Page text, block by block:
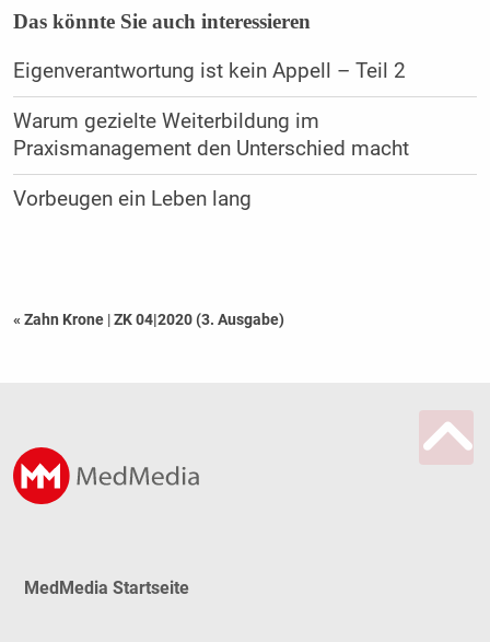
Das könnte Sie auch interessieren
Eigenverantwortung ist kein Appell – Teil 2
Warum gezielte Weiterbildung im
Praxismanagement den Unterschied macht
Vorbeugen ein Leben lang
« Zahn Krone |ZK 04|2020 (3. Ausgabe)
MedMedia Startseite